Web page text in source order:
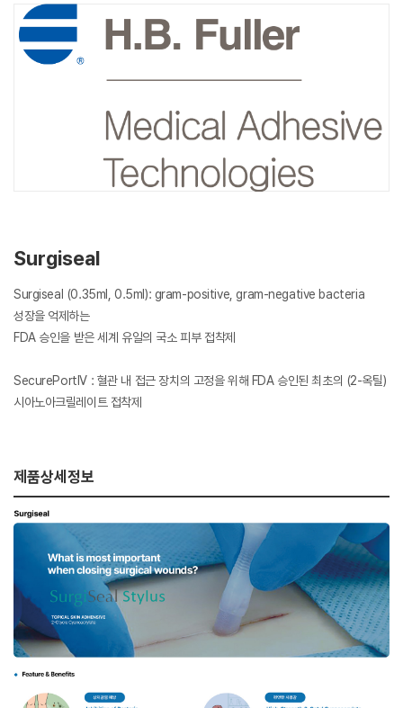
Surgiseal
Surgiseal (0.35ml, 0.5ml): gram-positive, gram-negative bacteria
성장을 억제하는
FDA 승인을 받은 세계 유일의 국소 피부 접착제
SecurePortIV : 혈관 내 접근 장치의 고정을 위해 FDA 승인된 최초의 (2-옥틸)
시아노아크릴레이트 접착제
제품상세정보